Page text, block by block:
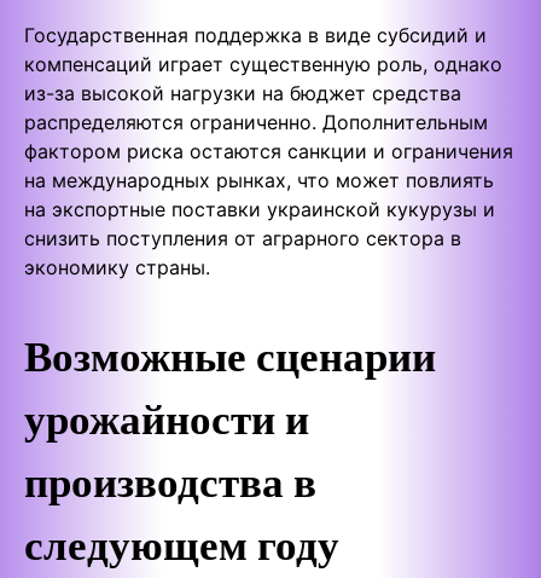
Государственная поддержка в виде субсидий и
компенсаций играет существенную роль, однако
из-за высокой нагрузки на бюджет средства
распределяются ограниченно. Дополнительным
фактором риска остаются санкции и ограничения
на международных рынках, что может повлиять
на экспортные поставки украинской кукурузы и
снизить поступления от аграрного сектора в
экономику страны.
Возможные сценарии
урожайности и
производства в
следующем году